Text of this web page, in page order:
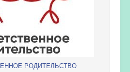
РОДИТЕЛЬСТВО